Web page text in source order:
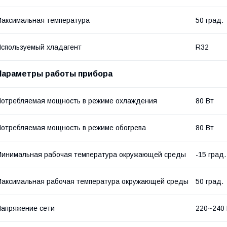
температура 50 град.
хладагент R32
работы прибора
мощность в режиме охлаждения 80 Вт
мощность в режиме обогрева 80 Вт
рабочая температура окружающей среды -15 град.
рабочая температура окружающей среды 50 град.
сети 220~240